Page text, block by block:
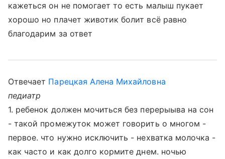
кажеться он не помогает то есть малыш пукает
хорошо но плачет животик болит всё равно
благодарим за ответ
Отвечает Парецкая Алена Михайловна
педиатр
1. ребенок должен мочиться без перерыыва на сон
- такой промежуток может говорить о многом -
первое. что нужно исключить - нехватка молочка -
как часто и как долго кормите днем. ночью